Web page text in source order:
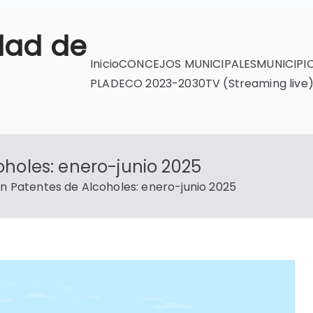
de InicioCONCEJOS MUNICIPALES
PLADECO 2023-2030TV (Streaming live)
enero-junio 2025
Patentes de Alcoholes: enero-junio 2025